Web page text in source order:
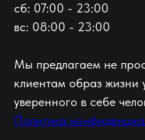
сб: 07:00 - 23:00
вс: 08:00 - 23:00
Мы предлагаем не
клиентам образ жизни
уверенного в себе
Политика